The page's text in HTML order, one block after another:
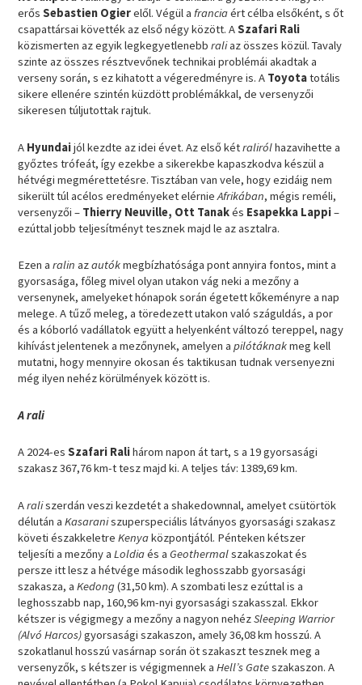
erősSebastien Ogierelől. Végül afranciaért célba elsőként, s őt
csapattársai követték az első négy között. ASzafari Rali
közismerten az egyik legkegyetlenebbraliaz összes közül. Tavaly
szinte az összes résztvevőnek technikai problémái akadtak a
verseny során, s ez kihatott a végeredményre is. A Toyotatotális
sikere ellenére szintén küzdött problémákkal, de versenyzői
sikeresen túljutottak rajtuk.
A Hyundaijól kezdte az idei évet. Az első kétralirólhazavihette a
győztes trófeát, így ezekbe a sikerekbe kapaszkodva készül a
hétvégi megmérettetésre. Tisztában van vele, hogy ezidáig nem
sikerült túl acélos eredményeket elérnieAfrikában, mégis reméli,
versenyzői – Thierry Neuville, Ott Tanakés Esapekka Lappi–
ezúttal jobb teljesítményt tesznek majd le az asztalra.
Ezen aralinazautókmegbízhatósága pont annyira fontos, mint a
gyorsasága, főleg mivel olyan utakon vág neki a mezőny a
versenynek, amelyeket hónapok során égetett kőkeményre a nap
melege. A tűző meleg, a töredezett utakon való száguldás, a por
és a kóborló vadállatok együtt a helyenként változó tereppel, nagy
kihívást jelentenek a mezőnynek, amelyen apilótáknakmeg kell
mutatni, hogy mennyire okosan és taktikusan tudnak versenyezni
még ilyen nehéz körülmények között is.
A rali
A 2024-esSzafari Ralihárom napon át tart, s a 19 gyorsasági
szakasz 367,76 km-t tesz majd ki. A teljes táv: 1389,69 km.
Araliszerdán veszi kezdetét a shakedownnal, amelyet csütörtök
délután aKasaraniszuperspeciális látványos gyorsasági szakasz
követi északkeletreKenyaközpontjától. Pénteken kétszer
teljesíti a mezőny aLoldiaés aGeothermalszakaszokat és
persze itt lesz a hétvége második leghosszabb gyorsasági
szakasza, aKedong(31,50 km). A szombati lesz ezúttal is a
leghosszabb nap, 160,96 km-nyi gyorsasági szakasszal. Ekkor
kétszer is végigmegy a mezőny a nagyon nehézSleeping Warrior
(Alvó Harcos)gyorsasági szakaszon, amely 36,08 km hosszú. A
szokatlanul hosszú vasárnap során öt szakaszt tesznek meg a
versenyzők, s kétszer is végigmennek aHell’s Gateszakaszon. A